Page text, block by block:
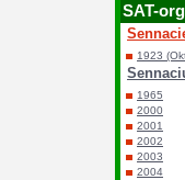
SAT-
1923
1965
2000
2001
2002
2003
2004